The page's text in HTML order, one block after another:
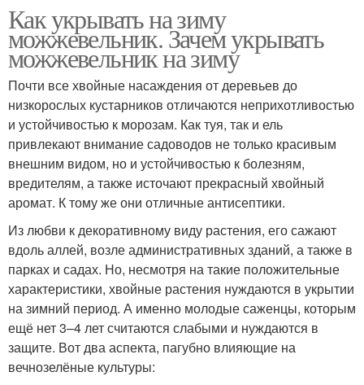
Как укрывать на зиму
можжевельник. Зачем укрывать
можжевельник на зиму
Почти все хвойные насаждения от деревьев до
низкорослых кустарников отличаются неприхотливостью
и устойчивостью к морозам. Как туя, так и ель
привлекают внимание садоводов не только красивым
внешним видом, но и устойчивостью к болезням,
вредителям, а также источают прекрасный хвойный
аромат. К тому же они отличные антисептики.
Из любви к декоративному виду растения, его сажают
вдоль аллей, возле административных зданий, а также в
парках и садах. Но, несмотря на такие положительные
характеристики, хвойные растения нуждаются в укрытии
на зимний период. А именно молодые саженцы, которым
ещё нет 3–4 лет считаются слабыми и нуждаются в
защите. Вот два аспекта, пагубно влияющие на
вечнозелёные культуры: